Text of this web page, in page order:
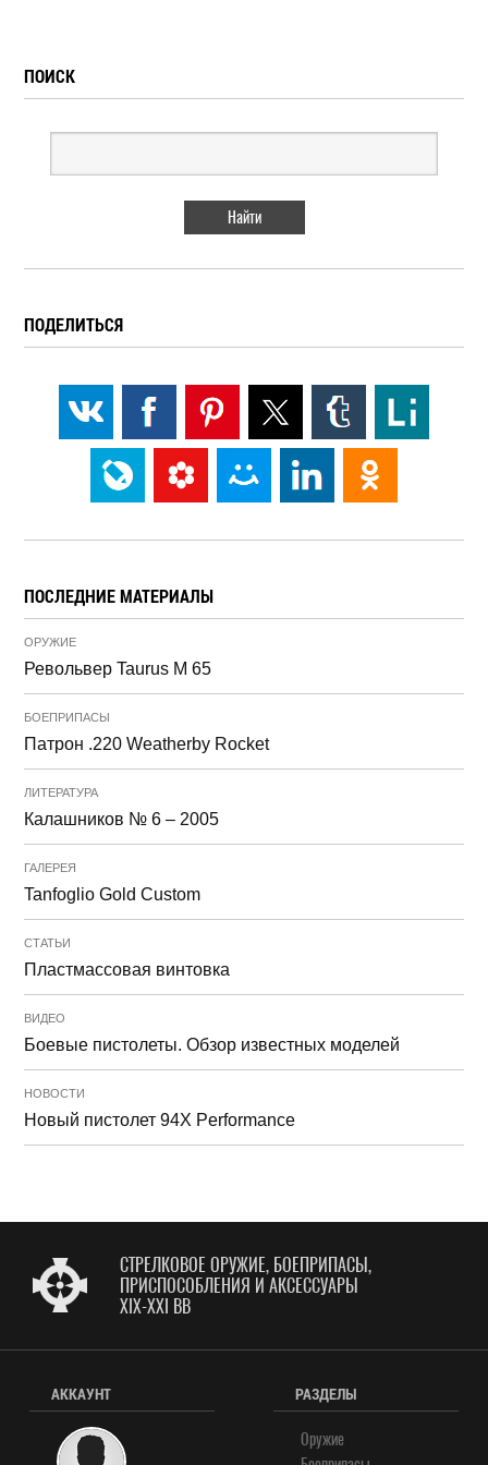
ПОИСК
ПОДЕЛИТЬСЯ
ПОСЛЕДНИЕ МАТЕРИАЛЫ
ОРУЖИЕ
Револьвер Taurus M 65
БОЕПРИПАСЫ
Патрон .220 Weatherby Rocket
ЛИТЕРАТУРА
Калашников № 6 – 2005
ГАЛЕРЕЯ
Tanfoglio Gold Custom
СТАТЬИ
Пластмассовая винтовка
ВИДЕО
Боевые пистолеты. Обзор известных моделей
НОВОСТИ
Новый пистолет 94X Performance
СТРЕЛКОВОЕ ОРУЖИЕ, БОЕПРИПАСЫ,
ПРИСПОСОБЛЕНИЯ И АКСЕССУАРЫ
XIX-XXI ВВ
АККАУНТ РАЗДЕЛЫ
Оружие